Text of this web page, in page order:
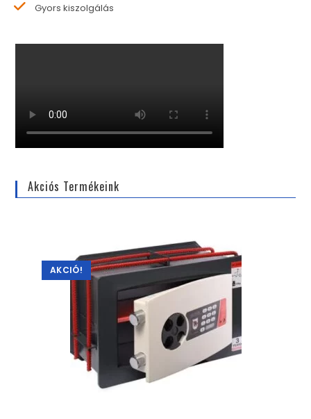
Gyors kiszolgálás
Akciós Termékeink
AKCIÓ!